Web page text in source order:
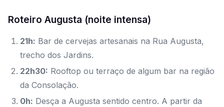
Roteiro Augusta (noite intensa)
21h: Bar de cervejas artesanais na Rua Augusta,
trecho dos Jardins.
22h30: Rooftop ou terraço de algum bar na região
da Consolação.
0h: Desça a Augusta sentido centro. A partir da